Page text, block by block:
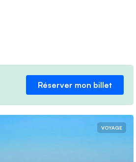
Réserver mon billet
VOYAGE